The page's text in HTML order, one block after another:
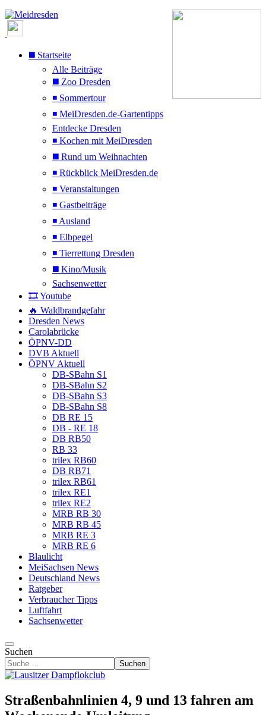
◼️ Startseite
Alle Beiträge
◼️ Zoo Dresden
◾ Sommertour
◾ MeiDresden.de-Gartentipps
Entdecke Dresden
◾ Kochen mit MeiDresden
◼️ Rund um Weihnachten
◾ Rückblick MeiDresden.de
◾ Veranstaltungen
◾ Gastbeiträge
◾ Ausland
◾ Elbpegel
◾ Tierrettung Dresden
◼️ Kino/Musik
Sachsenwetter
🎞️ Youtube
🔥 Waldbrandgefahr
Dresden News
Carolabrücke
ÖPNV-DD
DVB Aktuell
ÖPNV Aktuell
DB-SBahn S1
DB-SBahn S2
DB-SBahn S3
DB-SBahn S8
DB RE 15
DB - RE 18
DB RB50
RB 33
trilex RB60
DB RB71
trilex RB61
trilex RE1
trilex RE2
MRB RB 30
MRB RB 45
MRB RE 3
MRB RE 6
Blaulicht
MeiSachsen News
Deutschland News
Ratgeber
Verbraucher Tipps
Luftfahrt
Sachsenwetter
Suchen
Suchen
Straßenbahnlinien 4, 9 und 13 fahren am